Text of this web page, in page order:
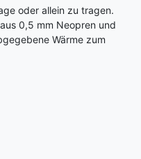
oder allein zu tragen.
0,5 mm Neopren und
Wärme zum